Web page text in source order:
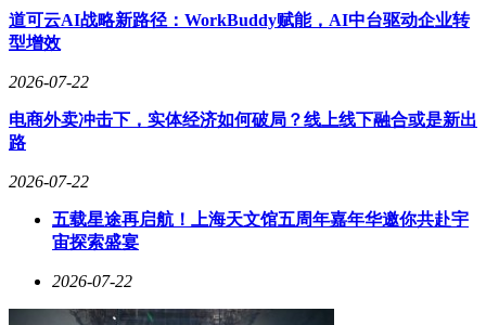
市场增量空间。数据显示，2025年上半年，发往偏远地区的订
单同比增长显著，运费成本大幅降低。这不仅提升了商家的盈
利能力，也为消费者带来了更多优质的选择。
在郑磊磊的办公桌上，已经堆满了即将上市的冬季保暖毛绒帽
年里再创佳绩。而郑明亮则庆幸自己找到了远离红海的“一亩
稳定利润的蹊径。如今，他已经回到老家与妻子团聚，过上了
稳定而幸福的生活。
道可云AI战略新路径：WorkBuddy赋能，AI中台驱动企业转
型增效
2026-07-22
电商外卖冲击下，实体经济如何破局？线上线下融合或是新出
路
2026-07-22
五载星途再启航！上海天文馆五周年嘉年华邀你共赴宇
宙探索盛宴
2026-07-22